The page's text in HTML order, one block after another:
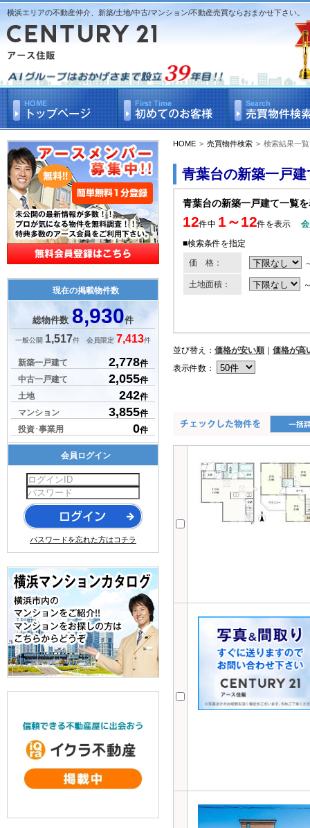
横浜エリアの不動産仲介、新築/土地/中古/マンション/不動産売買ならおまかせ下さい。
HOME > 売買物件検索 > 検索結果一覧
青葉台の新築一戸
青葉台の新築一戸建て一覧
12件中 1～12件を表示
■検索条件を指定
価 格：
土地面積：
並び替え： 価格が安い順
価格が高
表示件数：
現在の掲載物件数
総物件数 8,930件
一般公開 1,517件 会員限定 7,413件
新築一戸建て 2,778件
中古一戸建て
2,055件
土地
242件
マンション
3,855件
投資･事業用
0件
会員ログイン
パスワードを忘れた方はコチラ